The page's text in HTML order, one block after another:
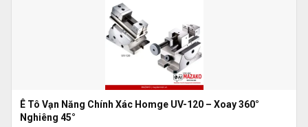
Ê Tô Vạn Năng Chính Xác Homge UV-120 – Xoay 360°
Nghiêng 45°